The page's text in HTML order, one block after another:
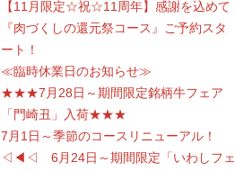
【11月限定☆祝☆11周年】感謝を込めて
『肉づくしの還元祭コース』ご予約スタ
ート！
≪臨時休業日のお知らせ≫
★★★7月28日～期間限定銘柄牛フェア
「門崎丑」入荷★★★
7月1日～季節のコースリニューアル！
◁◀◁ 6月24日～期間限定「いわしフェ